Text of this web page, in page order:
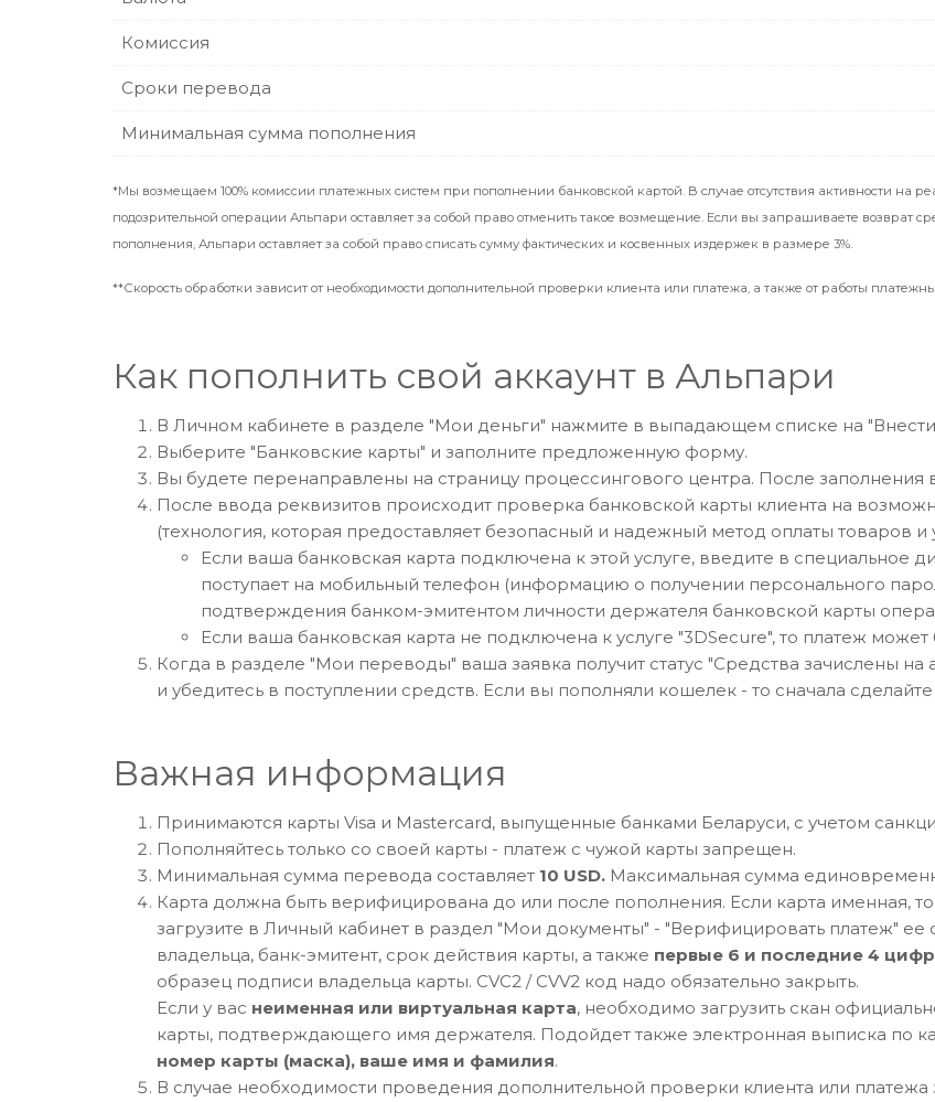
Комиссия
Сроки перевода
Минимальная сумма пополнения
*Мы возмещаем 100% комиссии платежных систем при пополнении банковской картой. В случае отсутствия активности на
подозрительной операции Альпари оставляет за собой право отменить такое возмещение. Если вы запрашиваете возврат
пополнения, Альпари оставляет за собой право списать сумму фактических и косвенных издержек в размере 3%.
**Скорость обработки зависит от необходимости дополнительной проверки клиента или платежа, а также от работы
Как пополнить свой аккаунт в Альпари
В Личном кабинете в разделе "Мои деньги" нажмите в выпадающем списке на "Внести
Выберите "Банковские карты" и заполните предложенную форму.
Вы будете перенаправлены на страницу процессингового центра. После заполнения
После ввода реквизитов происходит проверка банковской карты клиента на
(технология, которая предоставляет безопасный и надежный метод оплаты товаров и
Если ваша банковская карта подключена к этой услуге, введите в специальное
поступает на мобильный телефон (информацию о получении персонального
подтверждения банком-эмитентом личности держателя банковской карты
Если ваша банковская карта не подключена к услуге "3DSecure", то платеж
Когда в разделе "Мои переводы" ваша заявка получит статус "Средства зачислены на
и убедитесь в поступлении средств. Если вы пополняли кошелек - то сначала
Важная информация
Принимаются карты Visa и Mastercard, выпущенные банками Беларуси, с учетом
Пополняйтесь только со своей карты - платеж с чужой карты запрещен.
Минимальная сумма перевода составляет 10 USD. Максимальная сумма
Карта должна быть верифицирована до или после пополнения. Если карта именная,
загрузите в Личный кабинет в раздел "Мои документы" - "Верифицировать платеж"
владельца, банк-эмитент, срок действия карты, а также первые 6 и последние 4
образец подписи владельца карты. CVC2 / CVV2 код надо обязательно закрыть.
Если у вас неименная или виртуальная карта, необходимо загрузить скан
карты, подтверждающего имя держателя. Подойдет также электронная выписка по
номер карты (маска), ваше имя и фамилия.
В случае необходимости проведения дополнительной проверки клиента или